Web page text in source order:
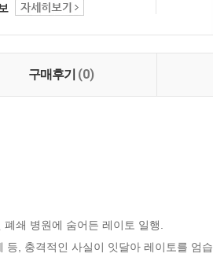
구매후기 (0)
쇄 병원에 숨어든 레이토 일행.
등, 충격적인 사실이 잇달아 레이토를 엄